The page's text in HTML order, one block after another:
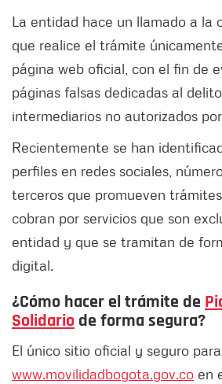
La entidad hace un llamado a la
que realice el trámite
página web oficial, con el fin de
páginas falsas dedicadas al
intermediarios no autorizados
Recientemente se han
perfiles en redes sociales,
terceros que promueven
cobran por servicios que son
entidad y que se tramitan de
digital.
¿Cómo hacer el trámite de
Solidario de forma segura?
El único sitio oficial y seguro
www.movilidadbogota.gov.co en